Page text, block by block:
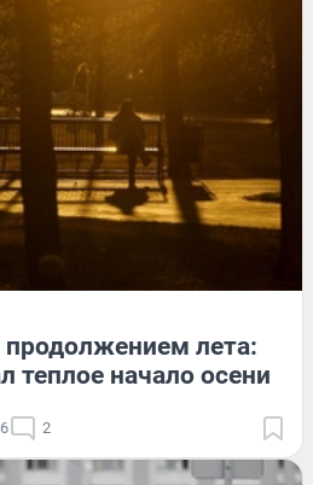
продолжением лета:
теплое начало осени
2